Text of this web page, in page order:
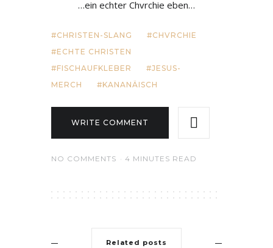
…ein echter Chvrchie eben…
CHRISTEN-SLANG
CHVRCHIE
ECHTE CHRISTEN
FISCHAUFKLEBER
JESUS-
MERCH
KANANÄISCH
WRITE COMMENT
NO COMMENTS 4 MINUTES READ
Related posts